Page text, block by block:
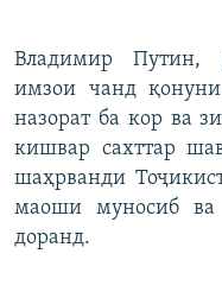
Владимир Путин,
имзои чанд
назорат ба кор ва
кишвар сахттар
шаҳрванди
маоши муносиб ва
доранд.